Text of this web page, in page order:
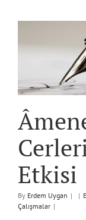
Etkisi
By Erdem Uygan | |
Çalışmalar |